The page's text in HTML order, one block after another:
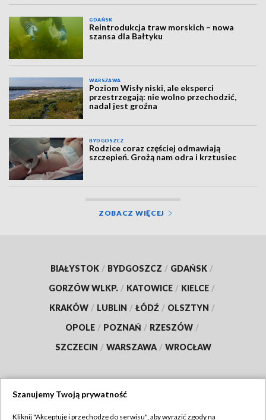
GDAŃSK
Reintrodukcja traw morskich – nowa
szansa dla Bałtyku
WARSZAWA
Poziom Wisły niski, ale eksperci
przestrzegają: nie wolno przechodzić,
nadal jest groźna
BYDGOSZCZ
Rodzice coraz częściej odmawiają
szczepień. Grożą nam odra i krztusiec
ZOBACZ WIĘCEJ
BIAŁYSTOK / BYDGOSZCZ / GDAŃSK /
GORZÓW WLKP. / KATOWICE / KIELCE /
KRAKÓW / LUBLIN / ŁÓDŹ / OLSZTYN /
OPOLE / POZNAŃ / RZESZÓW /
SZCZECIN / WARSZAWA / WROCŁAW
Szanujemy Twoją prywatność
Kliknij "Akceptuję i przechodzę do serwisu", aby wyrazić zgody na